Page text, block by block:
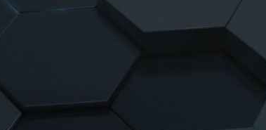
营业执照